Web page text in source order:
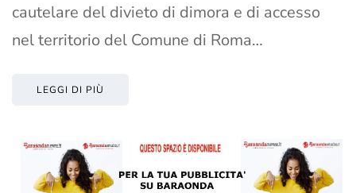
cautelare del divieto di dimora e di accesso
nel territorio del Comune di Roma…
LEGGI DI PIÙ